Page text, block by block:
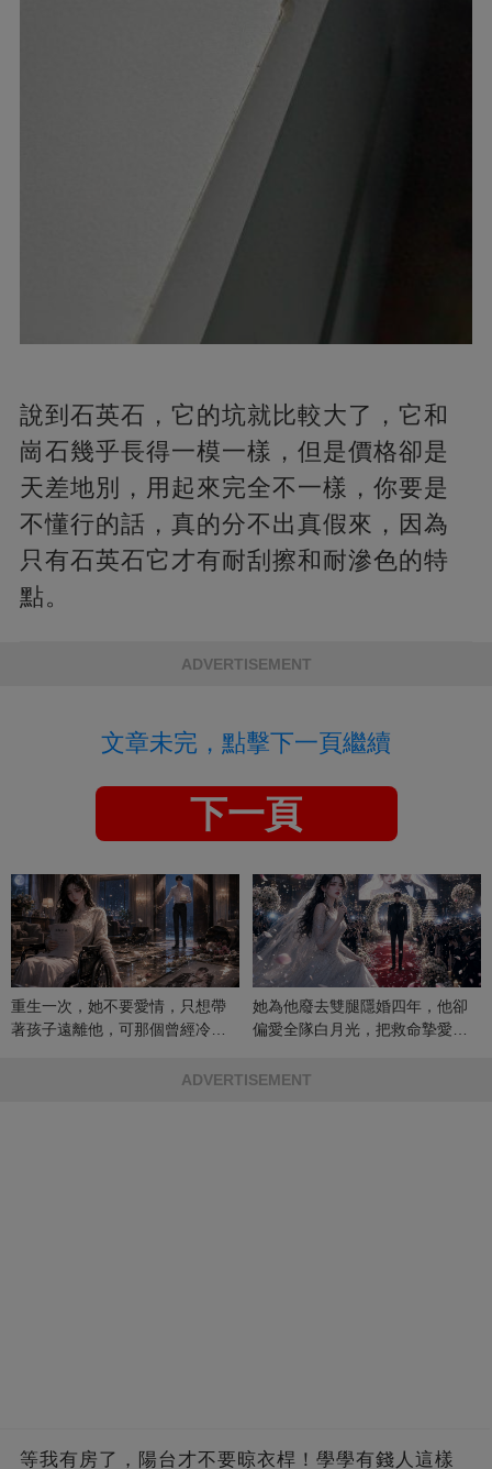
說到石英石，它的坑就比較大了，它和
崗石幾乎長得一模一樣，但是價格卻是
天差地別，用起來完全不一樣，你要是
不懂行的話，真的分不出真假來，因為
只有石英石它才有耐刮擦和耐滲色的特
點。
ADVERTISEMENT
文章未完，點擊下一頁繼續
下一頁
重生一次，她不要愛情，只想帶
著孩子遠離他，可那個曾經冷漠
她為他廢去雙腿隱婚四年，他卻
偏愛全隊白月光，把救命摯愛當
ADVERTISEMENT
等我有房了，陽台才不要晾衣桿！學學有錢人這樣